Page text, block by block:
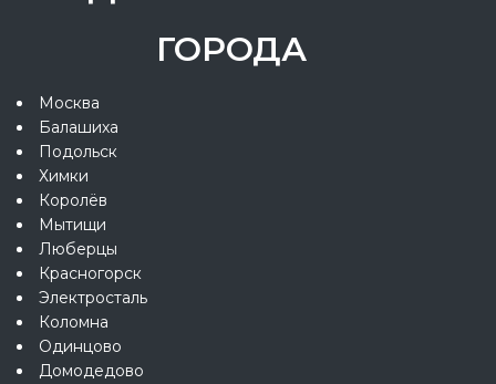
ГОРОДА
Москва
Балашиха
Подольск
Химки
Королёв
Мытищи
Люберцы
Красногорск
Электросталь
Коломна
Одинцово
Домодедово